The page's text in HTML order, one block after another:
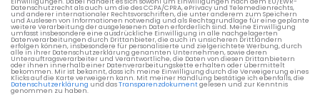
Datenschutzrecht als auch um die des CCPA/CPRA, ePrivacy und Telemedienrechts,
und anderer internationaler Rechtsvorschriften, die unter anderem zum Speichern
und Auslesen von Informationen notwendig und als Rechtsgrundlage für eine geplante
weitere Verarbeitung der ausgelesenen Daten erforderlich sind. Meine Einwilligung
umfasst insbesondere eine ausdrückliche Einwilligung in alle nachgelagerten
Datenverarbeitungen durch Drittanbieter, die auch in unsicheren Drittländern
erfolgen können, insbesondere für personalisierte und zielgerichtete Werbung, durch
alle in ihrer Datenschutzerklärung genannten Unternehmen, sowie deren
Unterauftragsverarbeiter und Verantwortliche, die Daten von diesen Drittanbietern
oder ihnen innerhalb einer Datenverarbeitungskette erhalten oder übermittelt
bekommen. Mir ist bekannt, dass ich meine Einwilligung durch die Verweigerung eines
Klicks auf die Karte verweigern kann. Mit meiner Handlung bestätige ich ebenfalls, die
Datenschutzerklärung und dasTransparenzdokumentgelesen und zur Kenntnis
genommen zu haben.